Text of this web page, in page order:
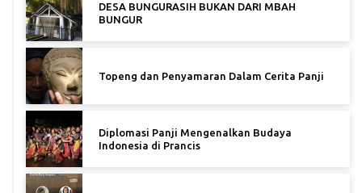
DESA BUNGURASIH BUKAN DARI MBAH
BUNGUR
Topeng dan Penyamaran Dalam Cerita Panji
Diplomasi Panji Mengenalkan Budaya
Indonesia di Prancis